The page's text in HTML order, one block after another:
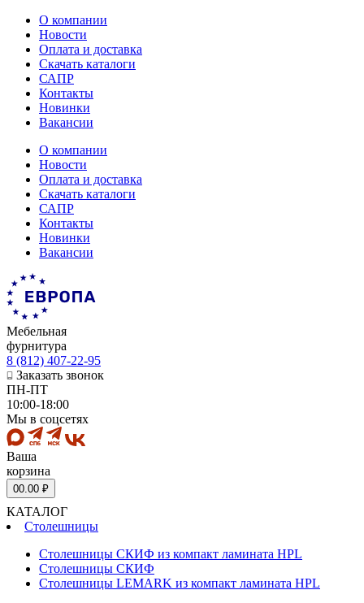
О компании
Новости
Оплата и доставка
Скачать каталоги
САПР
Контакты
Новинки
Вакансии
О компании
Новости
Оплата и доставка
Скачать каталоги
САПР
Контакты
Новинки
Вакансии
Мебельная
фурнитура
8 (812) 407-22-95
Заказать звонок
ПН-ПТ
10:00-18:00
Мы в соцсетях
Ваша
корзина
00.00 ₽
КАТАЛОГ
Столешницы
Столешницы СКИФ из компакт ламината HPL
Столешницы СКИФ
Столешницы LEMARK из компакт ламината HPL